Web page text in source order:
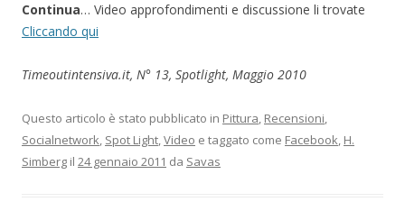
Continua… Video approfondimenti e discussione li trovate
Cliccando qui
Timeoutintensiva.it, N° 13, Spotlight, Maggio 2010
Questo articolo è stato pubblicato in Pittura, Recensioni,
Socialnetwork, Spot Light,Video e taggato come Facebook, H.
Simberg il 24 gennaio 2011 da Savas